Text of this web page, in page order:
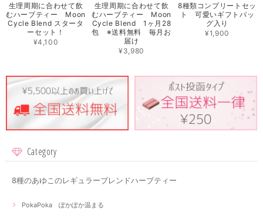
生理周期に合わせて飲
むハーブティー Moon
Cycle Blend スタータ
ーセット！
¥4,100
生理周期に合わせて飲
むハーブティー Moon
Cycle Blend 1ヶ月28
包 ※送料無料 毎月お
届け
¥3,980
8種類コンプリートセッ
ト 可愛いギフトバッ
グ入り
¥1,900
Category
8種のあゆこのレギュラーブレンドハーブティー
PokaPoka ぽかぽか温まる